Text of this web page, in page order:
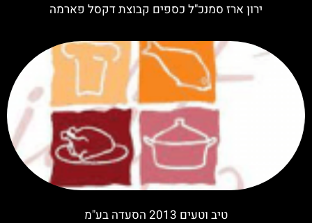
ירון ארז סמנכ"ל כספים קבוצת דקסל פארמה
טיב וטעים 2013 הסעדה בע"מ